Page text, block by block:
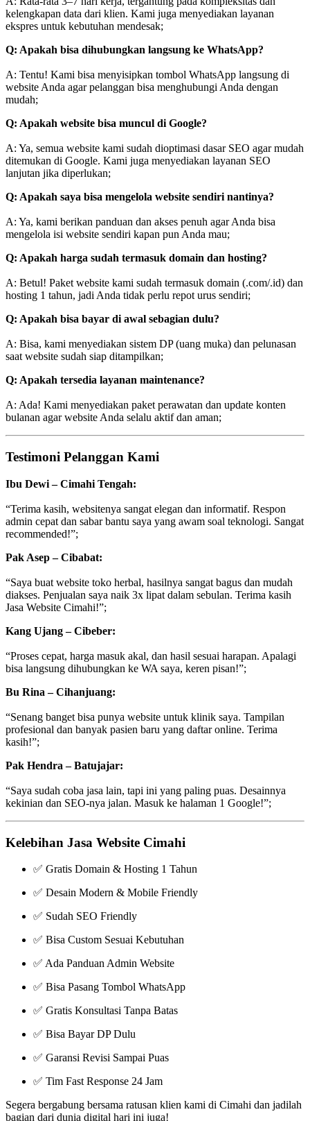
kelengkapan data dari klien. Kami juga menyediakan layanan
ekspres untuk kebutuhan mendesak;
Q: Apakah bisa dihubungkan langsung ke WhatsApp?
A: Tentu! Kami bisa menyisipkan tombol WhatsApp langsung di
website Anda agar pelanggan bisa menghubungi Anda dengan
mudah;
Q: Apakah website bisa muncul di Google?
A: Ya, semua website kami sudah dioptimasi dasar SEO agar mudah
ditemukan di Google. Kami juga menyediakan layanan SEO
lanjutan jika diperlukan;
Q: Apakah saya bisa mengelola website sendiri nantinya?
A: Ya, kami berikan panduan dan akses penuh agar Anda bisa
mengelola isi website sendiri kapan pun Anda mau;
Q: Apakah harga sudah termasuk domain dan hosting?
A: Betul! Paket website kami sudah termasuk domain (.com/.id) dan
hosting 1 tahun, jadi Anda tidak perlu repot urus sendiri;
Q: Apakah bisa bayar di awal sebagian dulu?
A: Bisa, kami menyediakan sistem DP (uang muka) dan pelunasan
saat website sudah siap ditampilkan;
Q: Apakah tersedia layanan maintenance?
A: Ada! Kami menyediakan paket perawatan dan update konten
bulanan agar website Anda selalu aktif dan aman;
Testimoni Pelanggan Kami
Ibu Dewi – Cimahi Tengah:
“Terima kasih, websitenya sangat elegan dan informatif. Respon
admin cepat dan sabar bantu saya yang awam soal teknologi. Sangat
recommended!”;
Pak Asep – Cibabat:
“Saya buat website toko herbal, hasilnya sangat bagus dan mudah
diakses. Penjualan saya naik 3x lipat dalam sebulan. Terima kasih
Jasa Website Cimahi!”;
Kang Ujang – Cibeber:
“Proses cepat, harga masuk akal, dan hasil sesuai harapan. Apalagi
bisa langsung dihubungkan ke WA saya, keren pisan!”;
Bu Rina – Cihanjuang:
“Senang banget bisa punya website untuk klinik saya. Tampilan
profesional dan banyak pasien baru yang daftar online. Terima
kasih!”;
Pak Hendra – Batujajar:
“Saya sudah coba jasa lain, tapi ini yang paling puas. Desainnya
kekinian dan SEO-nya jalan. Masuk ke halaman 1 Google!”;
Kelebihan Jasa Website Cimahi
✅ Gratis Domain & Hosting 1 Tahun
✅ Desain Modern & Mobile Friendly
✅ Sudah SEO Friendly
✅ Bisa Custom Sesuai Kebutuhan
✅ Ada Panduan Admin Website
✅ Bisa Pasang Tombol WhatsApp
✅ Gratis Konsultasi Tanpa Batas
✅ Bisa Bayar DP Dulu
✅ Garansi Revisi Sampai Puas
✅ Tim Fast Response 24 Jam
Segera bergabung bersama ratusan klien kami di Cimahi dan jadilah
bagian dari dunia digital hari ini juga!